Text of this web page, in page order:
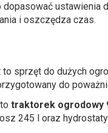
ustawienia
i oszczędza czas.
sprzęt do dużych
do
traktorek ogrodowy
245 l oraz